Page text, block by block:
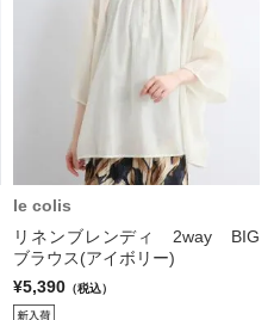
le colis
リネンブレンディ 2way BIG
ブラウス(アイボリー)
¥5,390 （税込）